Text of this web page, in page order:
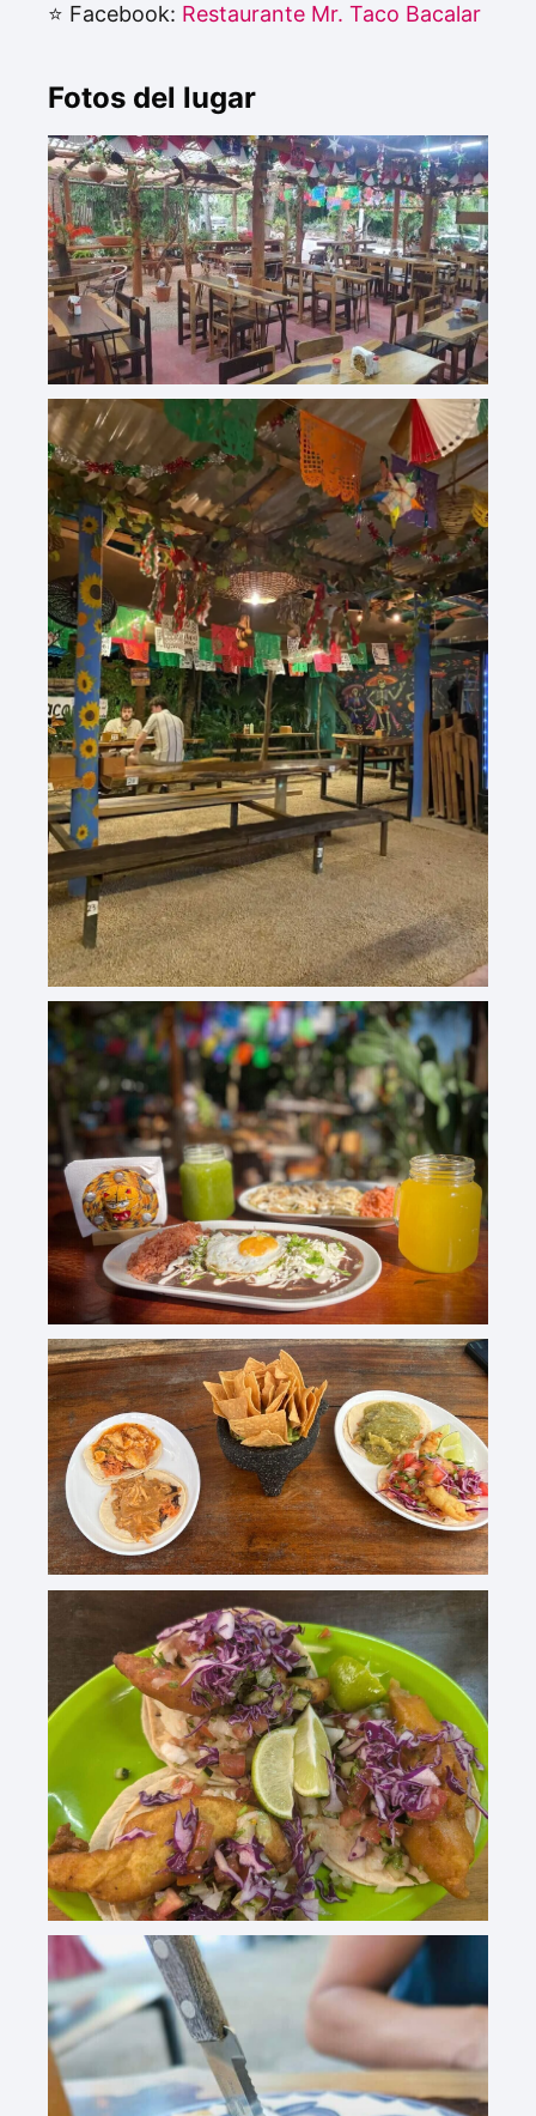
⭐ Facebook: Restaurante Mr. Taco Bacalar
Fotos del lugar